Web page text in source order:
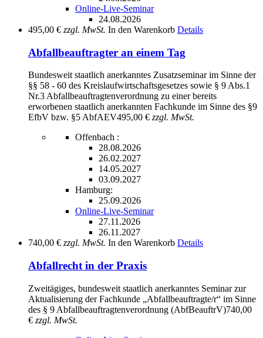
Online-Live-Seminar
24.08.2026
495,00 € zzgl. MwSt. In den Warenkorb Details
Abfallbeauftragter an einem Tag
Bundesweit staatlich anerkanntes Zusatzseminar im Sinne der
§§ 58 - 60 des Kreislaufwirtschaftsgesetzes sowie § 9 Abs.1
Nr.3 Abfallbeauftragtenverordnung zu einer bereits
erworbenen staatlich anerkannten Fachkunde im Sinne des §9
EfbV bzw. §5 AbfAEV495,00 € zzgl. MwSt.
Offenbach :
28.08.2026
26.02.2027
14.05.2027
03.09.2027
Hamburg:
25.09.2026
Online-Live-Seminar
27.11.2026
26.11.2027
740,00 € zzgl. MwSt. In den Warenkorb Details
Abfallrecht in der Praxis
Zweitägiges, bundesweit staatlich anerkanntes Seminar zur
Aktualisierung der Fachkunde „Abfallbeauftragte/r“ im Sinne
des § 9 Abfallbeauftragtenverordnung (AbfBeauftrV)740,00
€ zzgl. MwSt.